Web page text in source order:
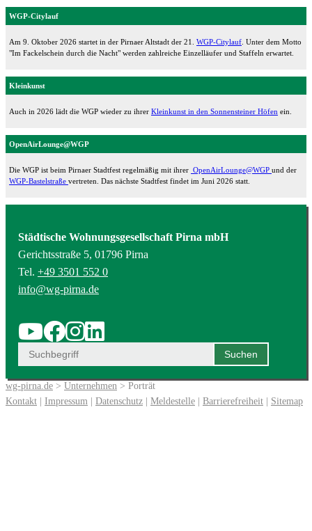
WGP-Citylauf
Am 9. Oktober 2026 startet in der Pirnaer Altstadt der 21. WGP-Citylauf . Unter dem Motto
"Im Fackelschein durch die Nacht" werden zahlreiche Einzelläufer und Staffeln erwartet.
Kleinkunst
Auch in 2026 lädt die WGP wieder zu ihrer Kleinkunst in den Sonnensteiner Höfen ein.
OpenAirLounge@WGP
Die WGP ist beim Pirnaer Stadtfest regelmäßig mit ihrer OpenAirLounge@WGP und der
WGP-Bastelstraße vertreten. Das nächste Stadtfest findet im Juni 2026 statt.
Städtische Wohnungsgesellschaft Pirna mbH
Gerichtsstraße 5, 01796 Pirna
Tel. +49 3501 552 0
info@wg-pirna.de
wg-pirna.de > Unternehmen > Porträt
Kontakt | Impressum | Datenschutz | Meldestelle | Barrierefreiheit | Sitemap